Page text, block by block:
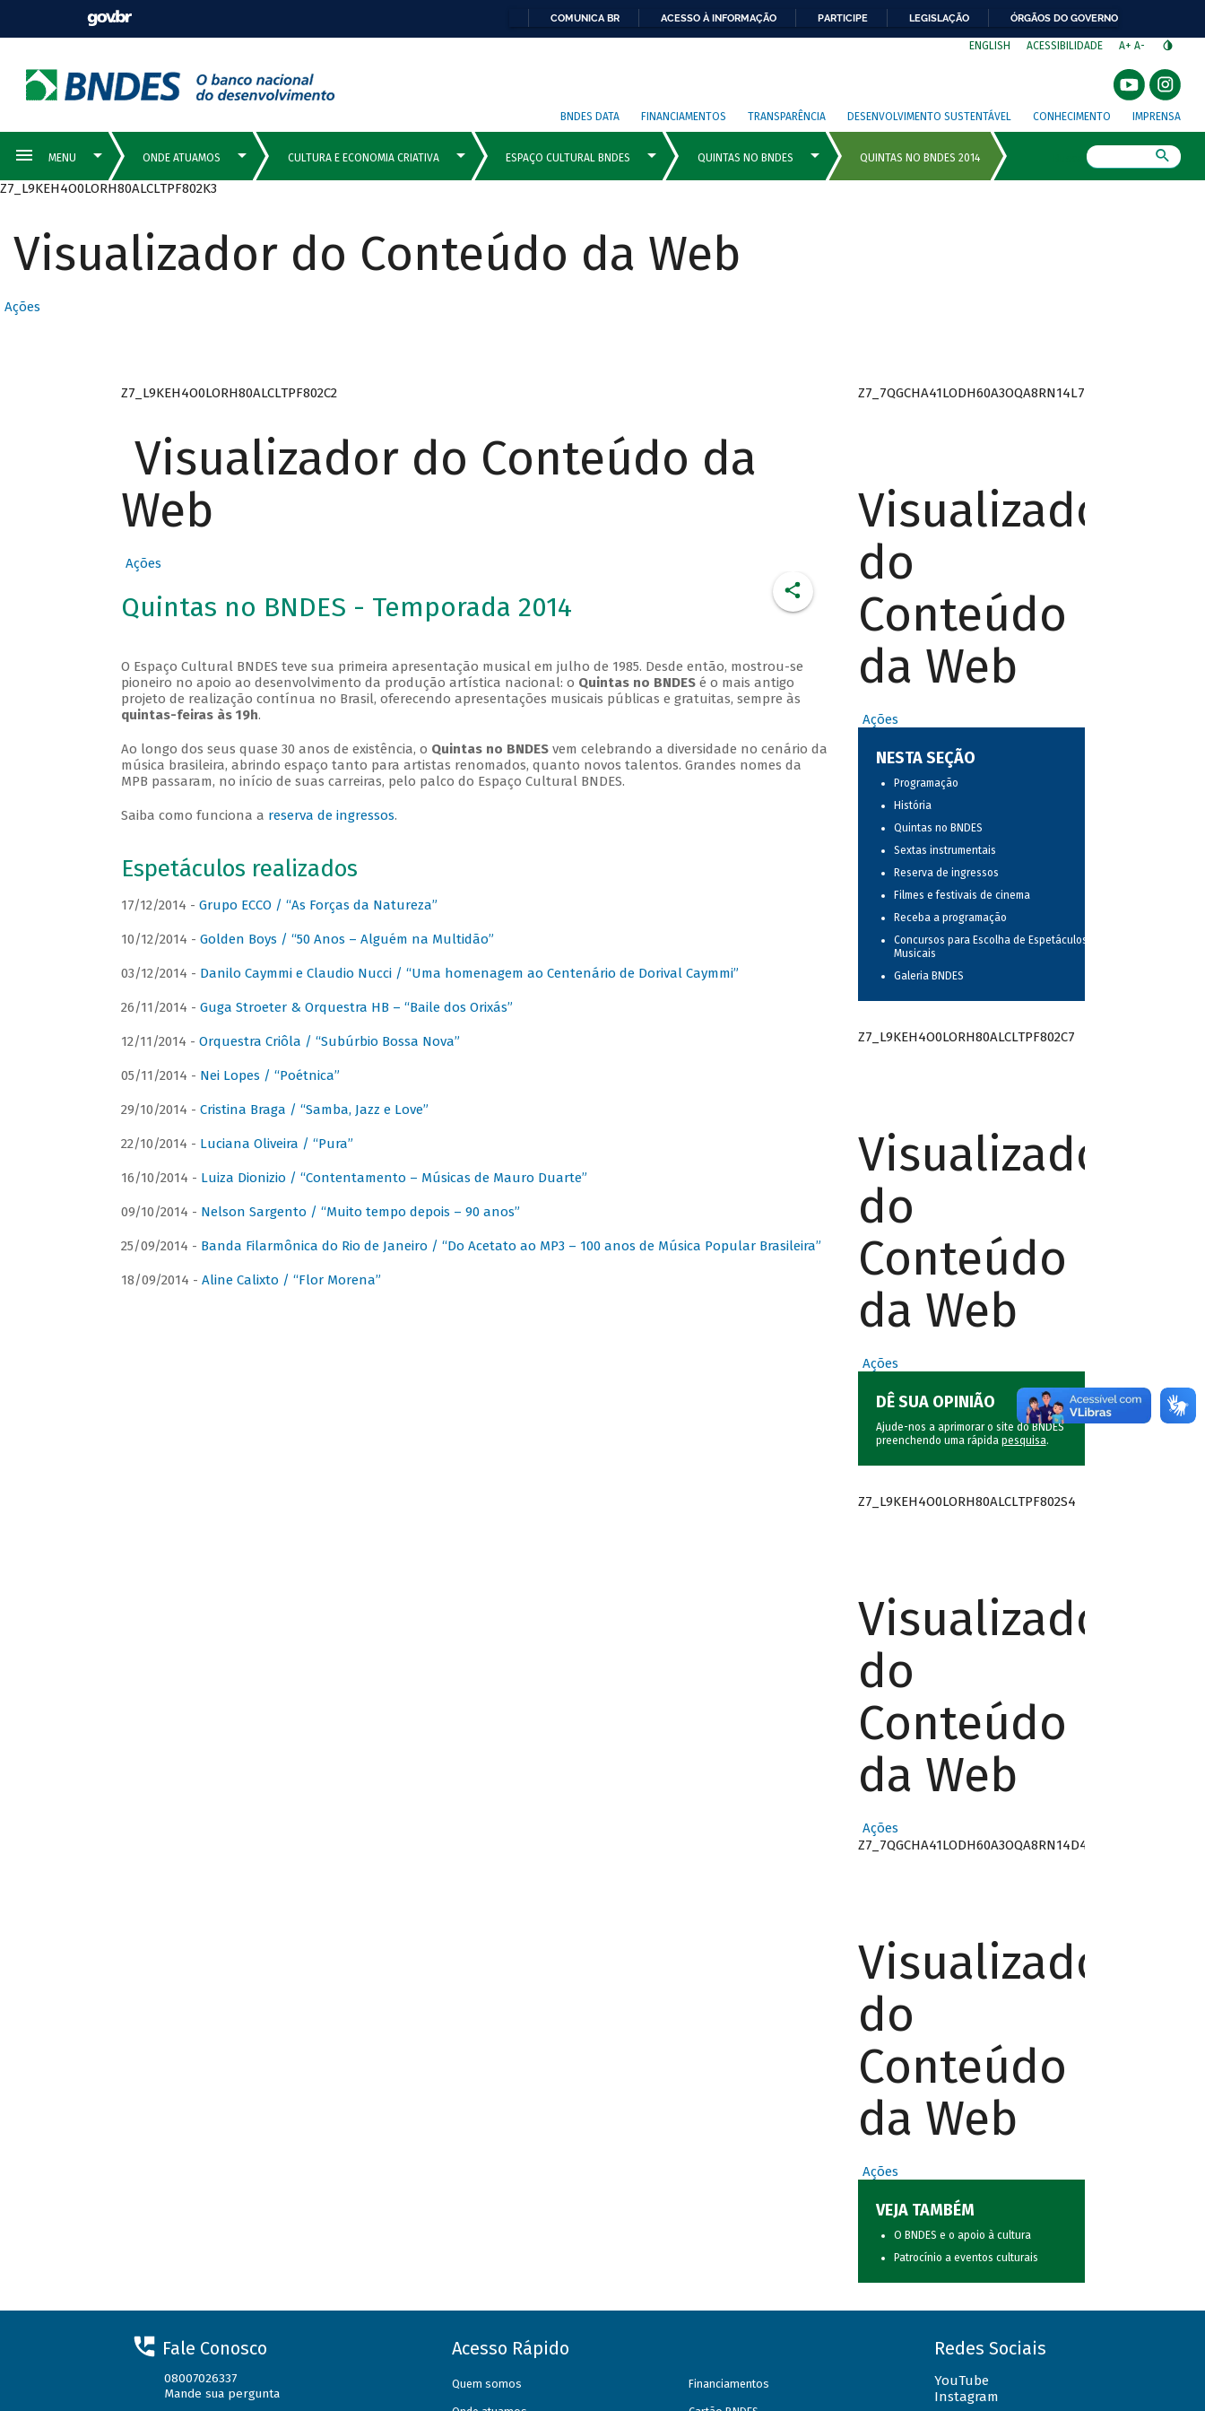
COMUNICA BR ACESSO À INFORMAÇÃO PARTICIPE LEGISLAÇÃO ÓRGÃOS DO GOVERNO
ENGLISH ACESSIBILIDADE A+ A-
BNDES DATA FINANCIAMENTOS TRANSPARÊNCIA DESENVOLVIMENTO SUSTENTÁVEL CONHECIMENTO IMPRENSA
Z7_L9KEH4O0LORH80ALCLTPF802K3
Visualizador do Conteúdo da Web
Ações
Z7_L9KEH4O0LORH80ALCLTPF802C2
Visualizador do Conteúdo da
Web
Ações
Quintas no BNDES - Temporada 2014
O Espaço Cultural BNDES teve sua primeira apresentação musical em julho de 1985. Desde então, mostrou-se
pioneiro no apoio ao desenvolvimento da produção artística nacional: o Quintas no BNDESé o mais antigo
projeto de realização contínua no Brasil, oferecendo apresentações musicais públicas e gratuitas, sempre às
quintas-feiras às 19h.
Ao longo dos seus quase 30 anos de existência, o Quintas no BNDESvem celebrando a diversidade no cenário da
música brasileira, abrindo espaço tanto para artistas renomados, quanto novos talentos. Grandes nomes da
MPB passaram, no início de suas carreiras, pelo palco do Espaço Cultural BNDES.
Saiba como funciona a reserva de ingressos.
Espetáculos realizados
17/12/2014 - Grupo ECCO / “As Forças da Natureza”
10/12/2014 - Golden Boys / “50 Anos – Alguém na Multidão”
03/12/2014 - Danilo Caymmi e Claudio Nucci / “Uma homenagem ao Centenário de Dorival Caymmi”
26/11/2014 - Guga Stroeter & Orquestra HB – “Baile dos Orixás”
12/11/2014 - Orquestra Criôla / “Subúrbio Bossa Nova”
05/11/2014 - Nei Lopes / “Poétnica”
29/10/2014 - Cristina Braga / “Samba, Jazz e Love”
22/10/2014 - Luciana Oliveira / “Pura”
16/10/2014 - Luiza Dionizio / “Contentamento – Músicas de Mauro Duarte”
09/10/2014 - Nelson Sargento / “Muito tempo depois – 90 anos”
25/09/2014 - Banda Filarmônica do Rio de Janeiro / “Do Acetato ao MP3 – 100 anos de Música Popular Brasileira”
18/09/2014 - Aline Calixto / “Flor Morena”
Z7_7QGCHA41LODH60A3OQA8RN14L7
Visualizador
do
Conteúdo
da Web
Ações
NESTA SEÇÃO
Programação
História
Quintas no BNDES
Sextas instrumentais
Reserva de ingressos
Filmes e festivais de cinema
Receba a programação
Concursos para Escolha de Espetáculos
Musicais
Galeria BNDES
Z7_L9KEH4O0LORH80ALCLTPF802C7
Visualizador
do
Conteúdo
da Web
Ações
DÊ SUA OPINIÃO
Ajude-nos a aprimorar o site do BNDES
preenchendo uma rápida pesquisa.
Z7_L9KEH4O0LORH80ALCLTPF802S4
Visualizador
do
Conteúdo
da Web
Ações
Z7_7QGCHA41LODH60A3OQA8RN14D4
Visualizador
do
Conteúdo
da Web
Ações
VEJA TAMBÉM
O BNDES e o apoio à cultura
Patrocínio a eventos culturais
Fale Conosco
08007026337
Mande sua pergunta
Acesso Rápido
Quem somos Financiamentos
Redes Sociais
YouTube
Instagram